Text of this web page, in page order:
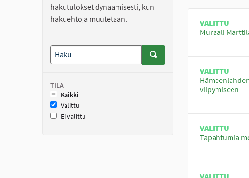
hakutulokset dynaamisesti, kun
hakuehtoja muutetaan.
TILA
Kaikki
Valittu
Ei valittu
VALITTU
Muraali
VALITTU
viipymiseen
VALITTU
Tapahtumia
VALITTU